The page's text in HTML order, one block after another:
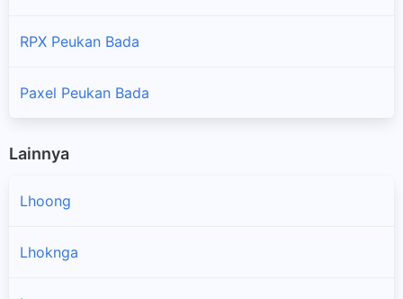
RPX Peukan Bada
Paxel Peukan Bada
Lainnya
Lhoong
Lhoknga